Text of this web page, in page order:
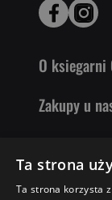
O
Zakupy u
Literaci
Ta strona
Ta strona korzysta